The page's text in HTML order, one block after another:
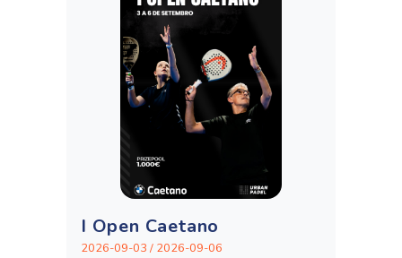
I Open Caetano
2026-09-03 / 2026-09-06